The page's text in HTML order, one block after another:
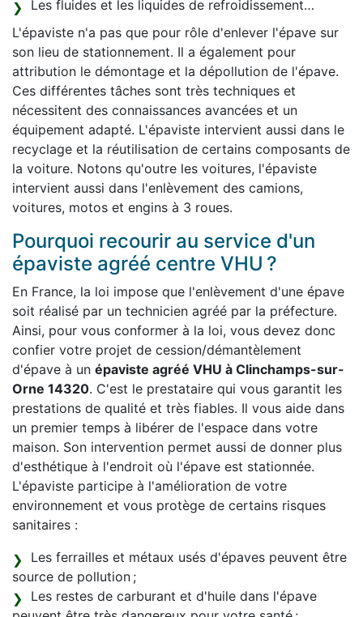
Les fluides et les liquides de refroidissement…
L'épaviste n'a pas que pour rôle d'enlever l'épave sur
son lieu de stationnement. Il a également pour
attribution le démontage et la dépollution de l'épave.
Ces différentes tâches sont très techniques et
nécessitent des connaissances avancées et un
équipement adapté. L'épaviste intervient aussi dans le
recyclage et la réutilisation de certains composants de
la voiture. Notons qu'outre les voitures, l'épaviste
intervient aussi dans l'enlèvement des camions,
voitures, motos et engins à 3 roues.
Pourquoi recourir au service d'un
épaviste agréé centre VHU ?
En France, la loi impose que l'enlèvement d'une épave
soit réalisé par un technicien agréé par la préfecture.
Ainsi, pour vous conformer à la loi, vous devez donc
confier votre projet de cession/démantèlement
d'épave à un épaviste agréé VHU à Clinchamps-sur-
Orne 14320. C'est le prestataire qui vous garantit les
prestations de qualité et très fiables. Il vous aide dans
un premier temps à libérer de l'espace dans votre
maison. Son intervention permet aussi de donner plus
d'esthétique à l'endroit où l'épave est stationnée.
L'épaviste participe à l'amélioration de votre
environnement et vous protège de certains risques
sanitaires :
Les ferrailles et métaux usés d'épaves peuvent être
source de pollution ;
Les restes de carburant et d'huile dans l'épave